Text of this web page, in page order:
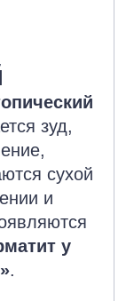
зуд,
сухой
и
у
.